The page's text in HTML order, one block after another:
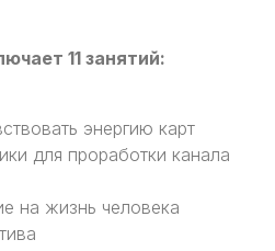
11 занятий:
энергию карт
для проработки канала
на жизнь человека